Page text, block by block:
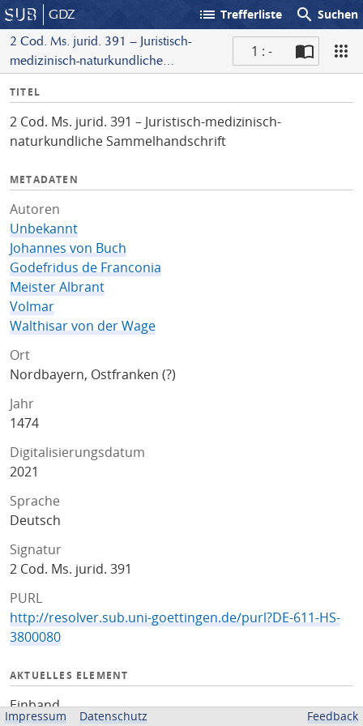
GDZ list Trefferliste search Suchen
2 Cod. Ms. jurid. 391 – Juristisch-
medizinisch-naturkundliche
1 : -
I
f
o
TITEL
2 Cod. Ms. jurid. 391 – Juristisch-medizinisch-
naturkundliche Sammelhandschrift
METADATEN
Autoren
Unbekannt
Johannes von Buch
Godefridus de Franconia
Meister Albrant
Volmar
Walthisar von der Wage
Ort
Nordbayern, Ostfranken (?)
Jahr
1474
Digitalisierungsdatum
2021
Sprache
Deutsch
Signatur
2 Cod. Ms. jurid. 391
PURL
http://resolver.sub.uni-goettingen.de/purl?DE-611-HS-
3800080
AKTUELLES ELEMENT
Einband
Impressum Datenschutz Feedback